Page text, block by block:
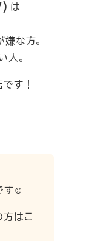
は
な方。
人。
す！
す☺︎
はこ